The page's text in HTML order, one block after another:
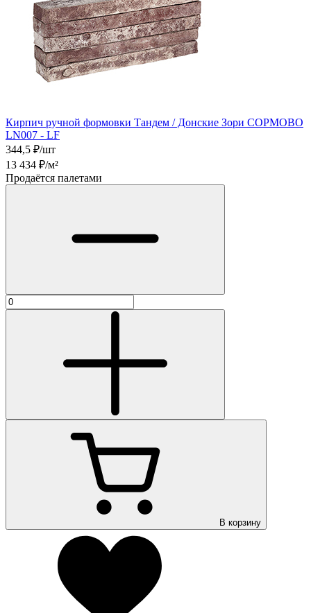
Кирпич ручной формовки Тандем / Донские Зори СОРМОВО
LN007 - LF
344,5 ₽/шт
13 434 ₽/м²
Продаётся палетами
В корзину